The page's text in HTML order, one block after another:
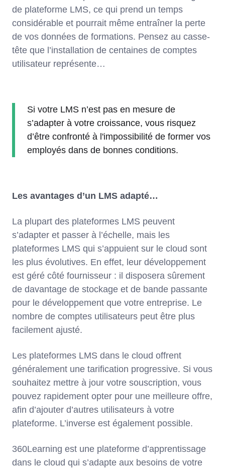
de plateforme LMS, ce qui prend un temps
considérable et pourrait même entraîner la perte
de vos données de formations. Pensez au casse-
tête que l’installation de centaines de comptes
utilisateur représente…
Si votre LMS n’est pas en mesure de
s’adapter à votre croissance, vous risquez
d’être confronté à l'impossibilité de former vos
employés dans de bonnes conditions.
Les avantages d’un LMS adapté…
La plupart des plateformes LMS peuvent
s’adapter et passer à l’échelle, mais les
plateformes LMS qui s’appuient sur le cloud sont
les plus évolutives. En effet, leur développement
est géré côté fournisseur : il disposera sûrement
de davantage de stockage et de bande passante
pour le développement que votre entreprise. Le
nombre de comptes utilisateurs peut être plus
facilement ajusté.
Les plateformes LMS dans le cloud offrent
généralement une tarification progressive. Si vous
souhaitez mettre à jour votre souscription, vous
pouvez rapidement opter pour une meilleure offre,
afin d’ajouter d’autres utilisateurs à votre
plateforme. L’inverse est également possible.
360Learning est une plateforme d’apprentissage
dans le cloud qui s’adapte aux besoins de votre